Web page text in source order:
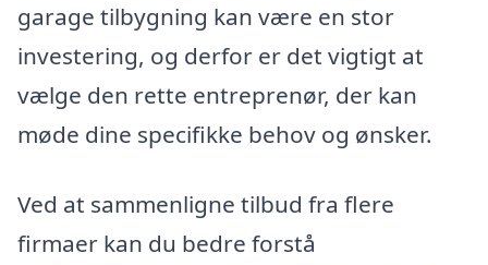
garage tilbygning kan være en stor
investering, og derfor er det vigtigt at
vælge den rette entreprenør, der kan
møde dine specifikke behov og ønsker.
Ved at sammenligne tilbud fra flere
firmaer kan du bedre forstå